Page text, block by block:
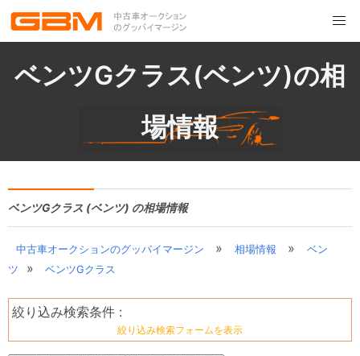
ベンツGクラス(ベンツ)の相
場情報
ベンツGクラス (ベンツ) の相場情報
中古車オークションのグッバイマージン » 相場情報 »
ベン
ツ
» ベンツGクラス
絞り込み検索条件 :
絞り込み検索フォームを表示